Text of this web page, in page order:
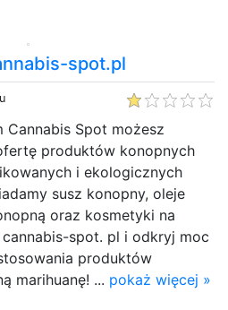
spot.pl
Spot możesz
produktów konopnych
i ekologicznych
susz konopny, oleje
oraz kosmetyki na
spot. pl i odkryj moc
produktów
marihuanę! ... pokaż więcej »